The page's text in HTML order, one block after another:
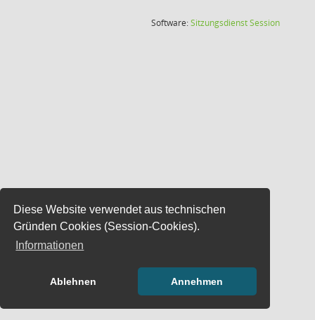
Diese Website verwendet aus technischen
Gründen Cookies (Session-Cookies).
Informationen
Ablehnen Annehmen
Software:SitzungsdienstSession(Wird in